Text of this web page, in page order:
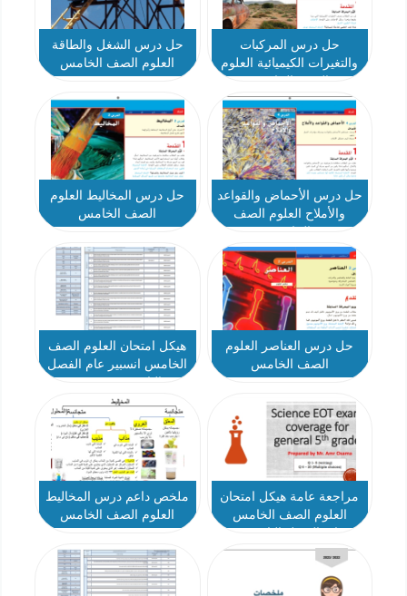
حل درس المركبات
والتغيرات الكيميائية العلوم
حل درس الشغل والطاقة
العلوم الصف الخامس
حل درس الأحماض والقواعد
والأملاح العلوم الصف
حل درس المخاليط العلوم
الصف الخامس
حل درس العناصر العلوم
الصف الخامس
هيكل امتحان العلوم الصف
الخامس انسبير عام الفصل
مراجعة عامة هيكل امتحان
العلوم الصف الخامس
2024
ملخص داعم درس المخاليط
العلوم الصف الخامس